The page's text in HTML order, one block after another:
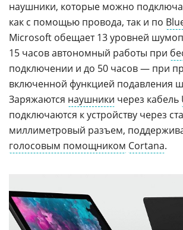
наушники, которые можно
как с помощью провода, так и по
Microsoft обещает 13 уровней
15 часов автономный работы при
подключении и до 50 часов — при
включенной функцией подавления
Заряжаются наушники через кабель
подключаются к устройству через
миллиметровый разъем,
голосовым помощником Cortana.